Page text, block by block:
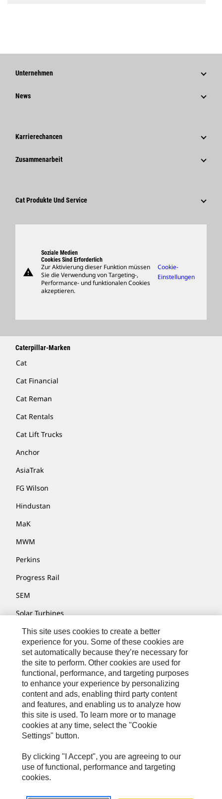
Unternehmen
Strategie
Verhaltenskodex
Innovation
News
Unternehmensweite Pressemitteilungen
Karrierechancen
Warum Caterpillar?
Zusammenarbeit
Lieferanten
Cat Produkte Und Service
Support
Merchandise
Händler Suchen
warning
Soziale Medien
Cookies Sind Erforderlich
Zur Aktivierung dieser Funktion müssen
Sie die Verwendung von Targeting-,
Performance- und funktionalen Cookies
akzeptieren.
Cookie-
Einstellungen
Caterpillar-Marken
Cat
Cat Financial
Cat Reman
Cat Rentals
Cat Lift Trucks
Anchor
AsiaTrak
FG Wilson
Hindustan
MaK
MWM
Perkins
Progress Rail
SEM
Solar Turbines
SPM Oil & Gas
Turner Powertrain Systems
Kontakt/Imprint
Sitemap
Cookie Settings
Rechtliche Hinweise
Datenschutzerklärung
Cat.com
This site uses cookies to create a better
experience for you. Some of these cookies are
set automatically because they’re necessary for
the site to perform. Other cookies are used for
functional, performance, and targeting purposes
to enhance your experience by personalizing
content and ads, enabling third party content
and features, and enabling us to analyze how
this site is used. To learn more or to manage
cookies at any time, select the "Cookie
Settings" button.
By clicking "I Accept", you are agreeing to our
use of functional, performance and targeting
cookies.